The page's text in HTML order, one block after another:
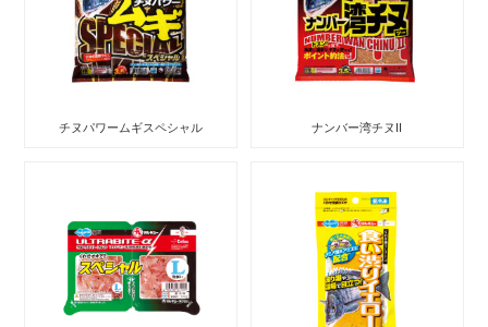
チヌパワームギスペシャル ナンバー湾チヌII